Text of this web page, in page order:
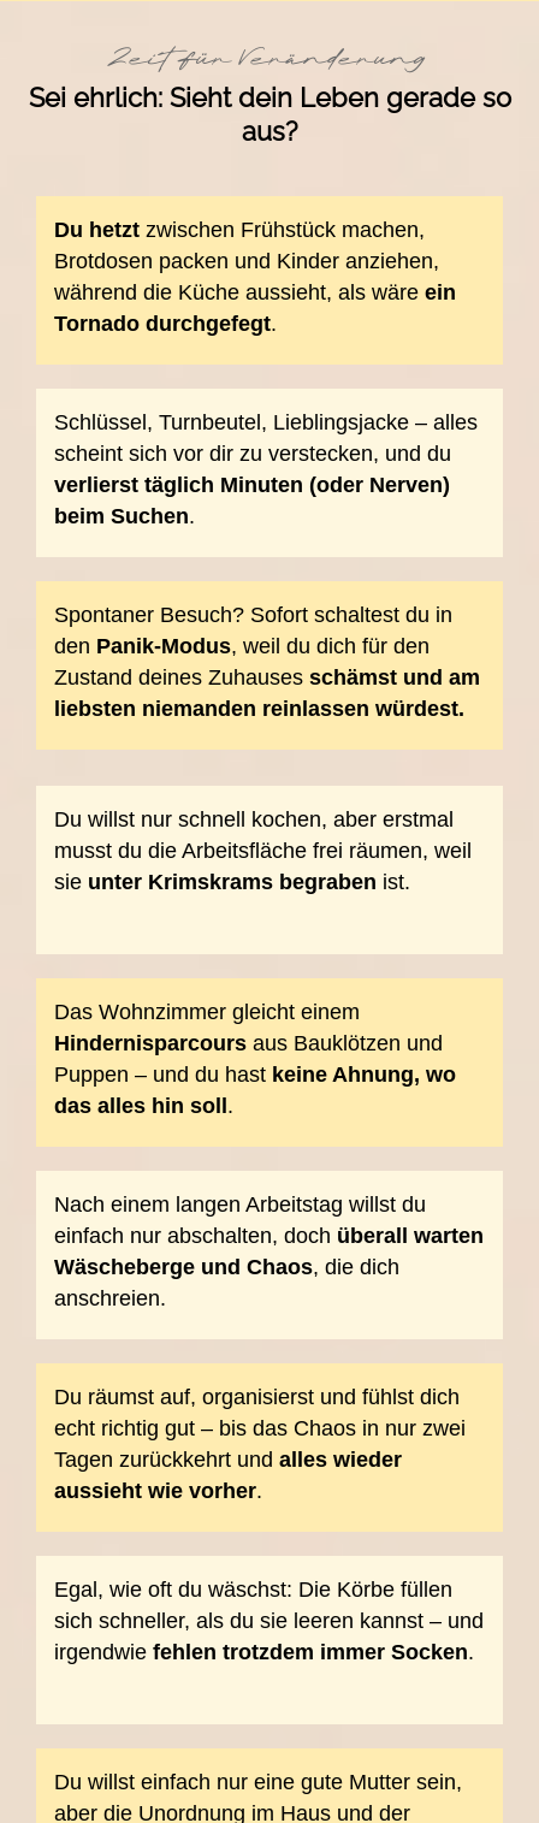
Zeit für Veränderung
Sei ehrlich: Sieht dein Leben gerade so
aus?
Du hetzt zwischen Frühstück machen,
Brotdosen packen und Kinder anziehen,
während die Küche aussieht, als wäre ein
Tornado durchgefegt.
Schlüssel, Turnbeutel, Lieblingsjacke – alles
scheint sich vor dir zu verstecken, und du
verlierst täglich Minuten (oder Nerven)
beim Suchen.
Spontaner Besuch? Sofort schaltest du in
den Panik-Modus, weil du dich für den
Zustand deines Zuhauses schämst und am
liebsten niemanden reinlassen würdest.
Du willst nur schnell kochen, aber erstmal
musst du die Arbeitsfläche frei räumen, weil
sie unter Krimskrams begraben ist.
Das Wohnzimmer gleicht einem
Hindernisparcours aus Bauklötzen und
Puppen – und du hast keine Ahnung, wo
das alles hin soll .
Nach einem langen Arbeitstag willst du
einfach nur abschalten, doch überall warten
Wäscheberge und Chaos, die dich
anschreien.
Du räumst auf, organisierst und fühlst dich
echt richtig gut – bis das Chaos in nur zwei
Tagen zurückkehrt und alles wieder
aussieht wie vorher.
Egal, wie oft du wäschst: Die Körbe füllen
sich schneller, als du sie leeren kannst – und
irgendwie fehlen trotzdem immer Socken.
Du willst einfach nur eine gute Mutter sein,
aber die Unordnung im Haus und der